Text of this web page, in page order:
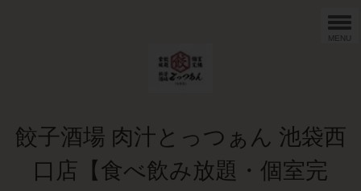
MENU
餃子酒場 肉汁とっつぁん 池袋西
口店【食べ飲み放題・個室完